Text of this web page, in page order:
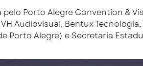
pelo Porto Alegre Convention &
Audiovisual, Bentux
Porto Alegre) e Secretaria